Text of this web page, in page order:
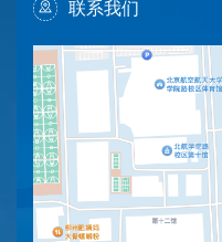
标，复试成绩及拟录取结果见表
《普通高等公司员工管理规定》
的有关要求，对所有考生进行全
面复查。公示期为3月28日-4月3
日，7日...
联系我们